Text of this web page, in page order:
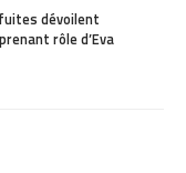
dévoilent
rôle d’Eva